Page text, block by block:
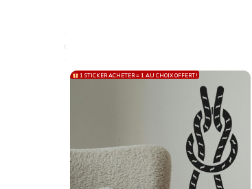
1 STICKER ACHETER = 1 AU CHOIX OFFERT !